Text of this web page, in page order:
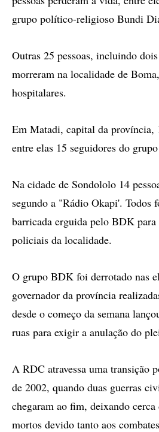
grupo político-religioso Bundi
Outras 25 pessoas, incluindo
morreram na localidade de
hospitalares.
Em Matadi, capital da província,
entre elas 15 seguidores do
Na cidade de Sondololo 14
segundo a "Rádio Okapi'. Todos
barricada erguida pelo BDK para
policiais da localidade.
O grupo BDK foi derrotado nas
governador da província
desde o começo da semana
ruas para exigir a anulação do
A RDC atravessa uma transição
de 2002, quando duas guerras
chegaram ao fim, deixando
mortos devido tanto aos